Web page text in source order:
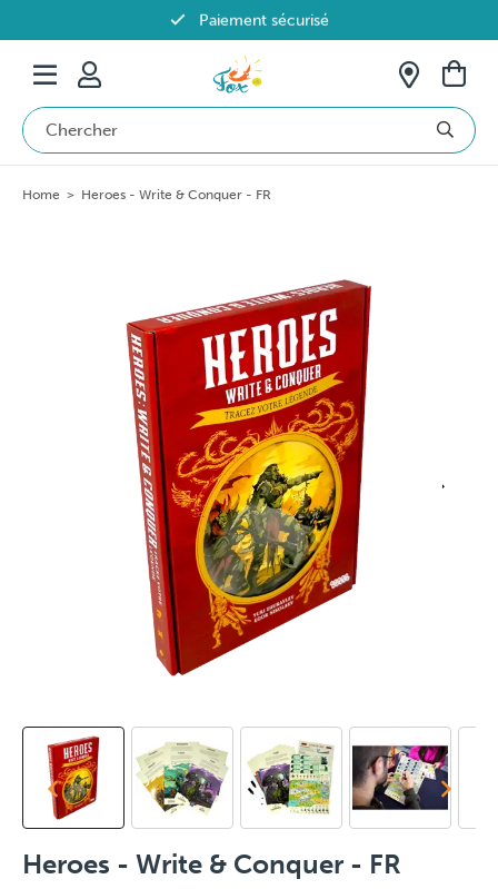
Paiement sécurisé
Livraison offerte dès 69€ en Belgique
Home > Heroes - Write & Conquer - FR
Heroes - Write & Conquer - FR